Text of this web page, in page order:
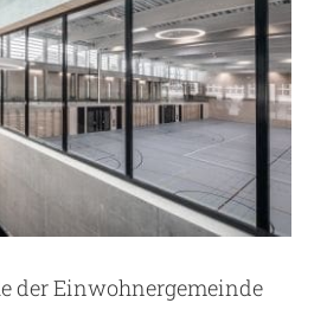
der Einwohnergemeinde